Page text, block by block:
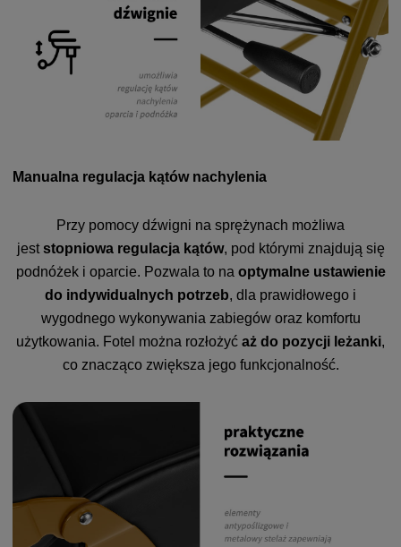
Manualna regulacja kątów nachylenia
Przy pomocy dźwigni na sprężynach możliwa
jeststopniowa regulacja kątów, pod którymi znajdują się
podnóżek i oparcie. Pozwala to na optymalne ustawienie
do indywidualnych potrzeb, dla prawidłowego i
wygodnego wykonywania zabiegów oraz komfortu
użytkowania. Fotel można rozłożyć aż do pozycji leżanki,
co znacząco zwiększa jego funkcjonalność.